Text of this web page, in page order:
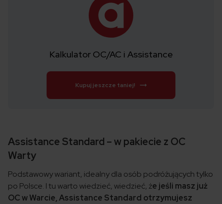
Kalkulator OC/AC i Assistance
Kupuj jeszcze taniej!
Assistance Standard – w pakiecie z OC
Warty
Podstawowy wariant, idealny dla osób podróżujących tylko
po Polsce. I tu warto wiedzieć, wiedzieć, że jeśli masz już
OC w Warcie, Assistance Standard otrzymujesz